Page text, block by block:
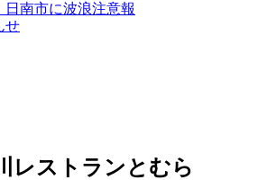
日南市に波浪注意報
レストランとむら